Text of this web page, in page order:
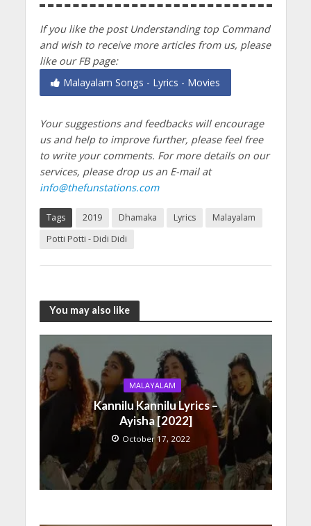
If you like the post Understanding top Command
and wish to receive more articles from us, please
like our FB page:
Malayalam Songs - Lyrics - Movies
Your suggestions and feedbacks will encourage
us and help to improve further, please feel free
to write your comments. For more details on our
services, please drop us an E-mail at
info@thefunstations.com
Tags 2019 Dhamaka Lyrics
Malayalam
Potti Potti - Didi Didi
You may also like
MALAYALAM
Kannilu Kannilu Lyrics –
Ayisha [2022]
October 17, 2022